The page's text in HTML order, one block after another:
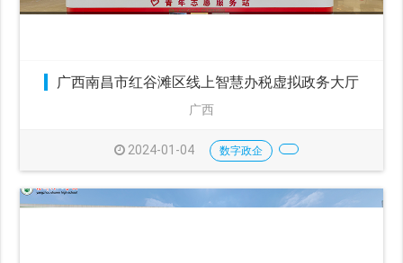
广西南昌市红谷滩区线上智慧办税虚拟政务大厅
广西
2024-01-04 数字政企